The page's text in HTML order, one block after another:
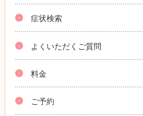
症状検索
よくいただくご質問
料金
ご予約